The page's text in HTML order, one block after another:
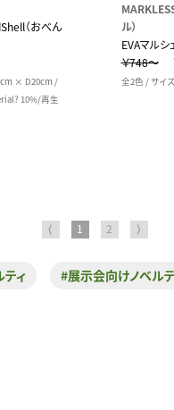
（おべん
× D20cm /
10%/再生
ル）
EVAマルシ
￥748～
全2色 / サイ
⟨ 1 2 ⟩
ィ #展示会向けノベル